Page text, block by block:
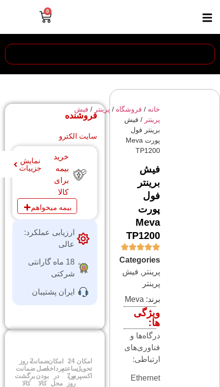
0
فروشنده
سایت الکترو
خرید
بیمه
برای
کالا
نمایش
جزییات
بیمه میخواهم
ارزیابی عملکرد:
عالی
18 ماه گارانتی
شرکتی
ایران پشتیبان
امکان
تحویل
اکسپرس
24
ساعته
و 7
روز
امکان
پرداخت
در
محل
ضمانت
اصل
بودن
کالا
7 روز
ضمانت
برگشت
کالا
خانه / فروشگاه / پرینتر / فیش
پرینتر / فیش
برینتر فول
پورت Meva
TP1200
فیش
برینتر
فول
پورت
Meva
TP1200
Categories
پرینتر , فیش
پرینتر
برند: Meva
ویژگی
ها:
درگاه‌ها و
فناوری‌های
ارتباطی:
Ethernet